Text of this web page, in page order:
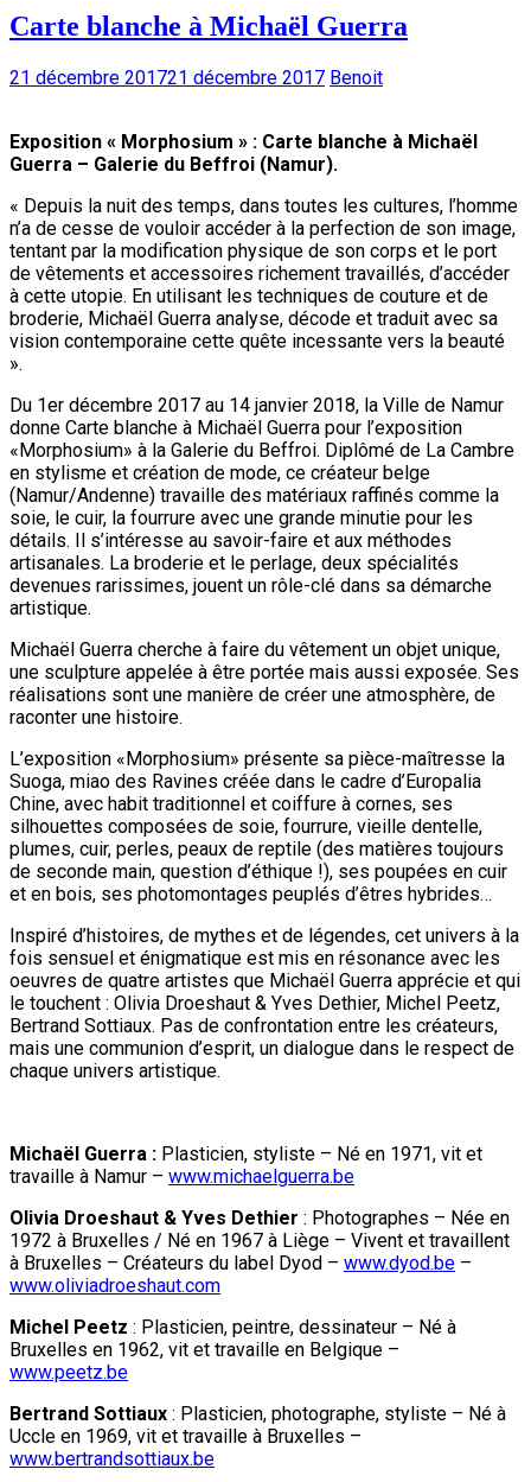
Carte blanche à Michaël Guerra
21 décembre 201721 décembre 2017 Benoit
Exposition « Morphosium » : Carte blanche à Michaël
Guerra – Galerie du Beffroi (Namur).
« Depuis la nuit des temps, dans toutes les cultures, l’homme
n’a de cesse de vouloir accéder à la perfection de son image,
tentant par la modification physique de son corps et le port
de vêtements et accessoires richement travaillés, d’accéder
à cette utopie. En utilisant les techniques de couture et de
broderie, Michaël Guerra analyse, décode et traduit avec sa
vision contemporaine cette quête incessante vers la beauté
».
Du 1er décembre 2017 au 14 janvier 2018, la Ville de Namur
donne Carte blanche à Michaël Guerra pour l’exposition
«Morphosium» à la Galerie du Beffroi. Diplômé de La Cambre
en stylisme et création de mode, ce créateur belge
(Namur/Andenne) travaille des matériaux raffinés comme la
soie, le cuir, la fourrure avec une grande minutie pour les
détails. Il s’intéresse au savoir-faire et aux méthodes
artisanales. La broderie et le perlage, deux spécialités
devenues rarissimes, jouent un rôle-clé dans sa démarche
artistique.
Michaël Guerra cherche à faire du vêtement un objet unique,
une sculpture appelée à être portée mais aussi exposée. Ses
réalisations sont une manière de créer une atmosphère, de
raconter une histoire.
L’exposition «Morphosium» présente sa pièce-maîtresse la
Suoga, miao des Ravines créée dans le cadre d’Europalia
Chine, avec habit traditionnel et coiffure à cornes, ses
silhouettes composées de soie, fourrure, vieille dentelle,
plumes, cuir, perles, peaux de reptile (des matières toujours
de seconde main, question d’éthique !), ses poupées en cuir
et en bois, ses photomontages peuplés d’êtres hybrides…
Inspiré d’histoires, de mythes et de légendes, cet univers à la
fois sensuel et énigmatique est mis en résonance avec les
oeuvres de quatre artistes que Michaël Guerra apprécie et qui
le touchent : Olivia Droeshaut & Yves Dethier, Michel Peetz,
Bertrand Sottiaux. Pas de confrontation entre les créateurs,
mais une communion d’esprit, un dialogue dans le respect de
chaque univers artistique.
Michaël Guerra : Plasticien, styliste – Né en 1971, vit et
travaille à Namur – www.michaelguerra.be
Olivia Droeshaut & Yves Dethier : Photographes – Née en
1972 à Bruxelles / Né en 1967 à Liège – Vivent et travaillent
à Bruxelles – Créateurs du label Dyod – www.dyod.be –
www.oliviadroeshaut.com
Michel Peetz : Plasticien, peintre, dessinateur – Né à
Bruxelles en 1962, vit et travaille en Belgique –
www.peetz.be
Bertrand Sottiaux : Plasticien, photographe, styliste – Né à
Uccle en 1969, vit et travaille à Bruxelles –
www.bertrandsottiaux.be